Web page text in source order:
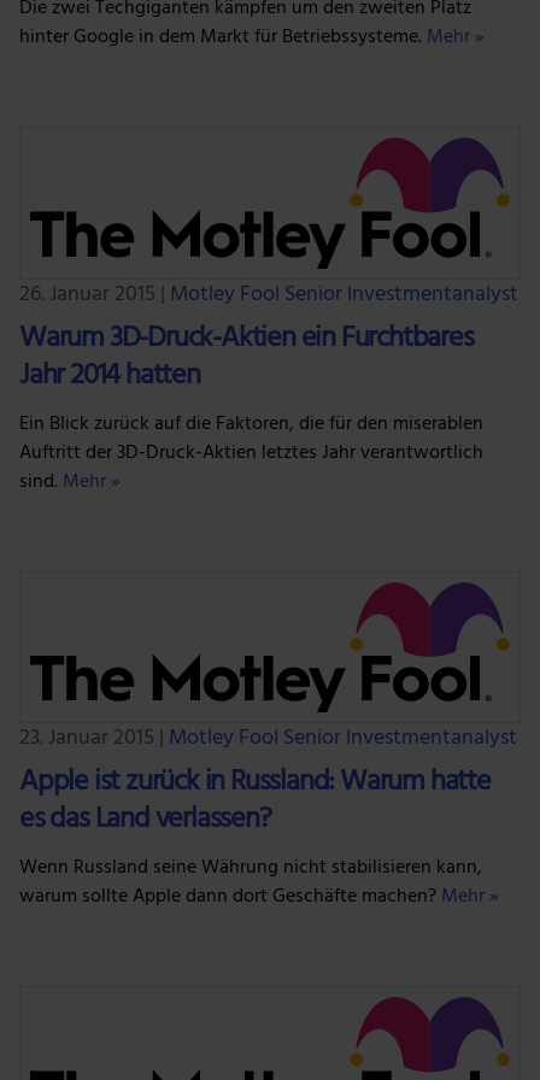
Wir verwenden Cookies, um Inhalte und Anzeigen zu
personalisieren, Funktionen für soziale Medien anbieten
für soziale Medien, Werbung und Analysen weiter.
Unsere Partner führen diese Informationen
möglicherweise mit weiteren Daten zusammen, die du
ihnen bereitgestellt hast oder die sie im Rahmen deiner
Nutzung der Dienste gesammelt haben.
Die zwei Techgiganten kämpfen um den zweiten Platz
hinter Google in dem Markt für Betriebssysteme. Mehr »
26. Januar 2015 | Motley Fool Senior Investmentanalyst
Warum 3D-Druck-Aktien ein Furchtbares
Jahr 2014 hatten
Ein Blick zurück auf die Faktoren, die für den miserablen
Auftritt der 3D-Druck-Aktien letztes Jahr verantwortlich
sind. Mehr »
23. Januar 2015 | Motley Fool Senior Investmentanalyst
Apple ist zurück in Russland: Warum hatte
es das Land verlassen?
Wenn Russland seine Währung nicht stabilisieren kann,
warum sollte Apple dann dort Geschäfte machen?Mehr »